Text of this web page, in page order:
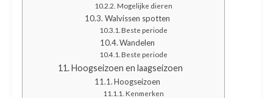
Mogelijke dieren
Walvissen spotten
Beste periode
Wandelen
Beste periode
Hoogseizoen en laagseizoen
Hoogseizoen
Kenmerken